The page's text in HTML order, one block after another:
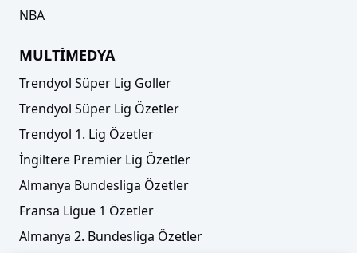
NBA
MULTİMEDYA
Trendyol Süper Lig Goller
Trendyol Süper Lig Özetler
Trendyol 1. Lig Özetler
İngiltere Premier Lig Özetler
Almanya Bundesliga Özetler
Fransa Ligue 1 Özetler
Almanya 2. Bundesliga Özetler